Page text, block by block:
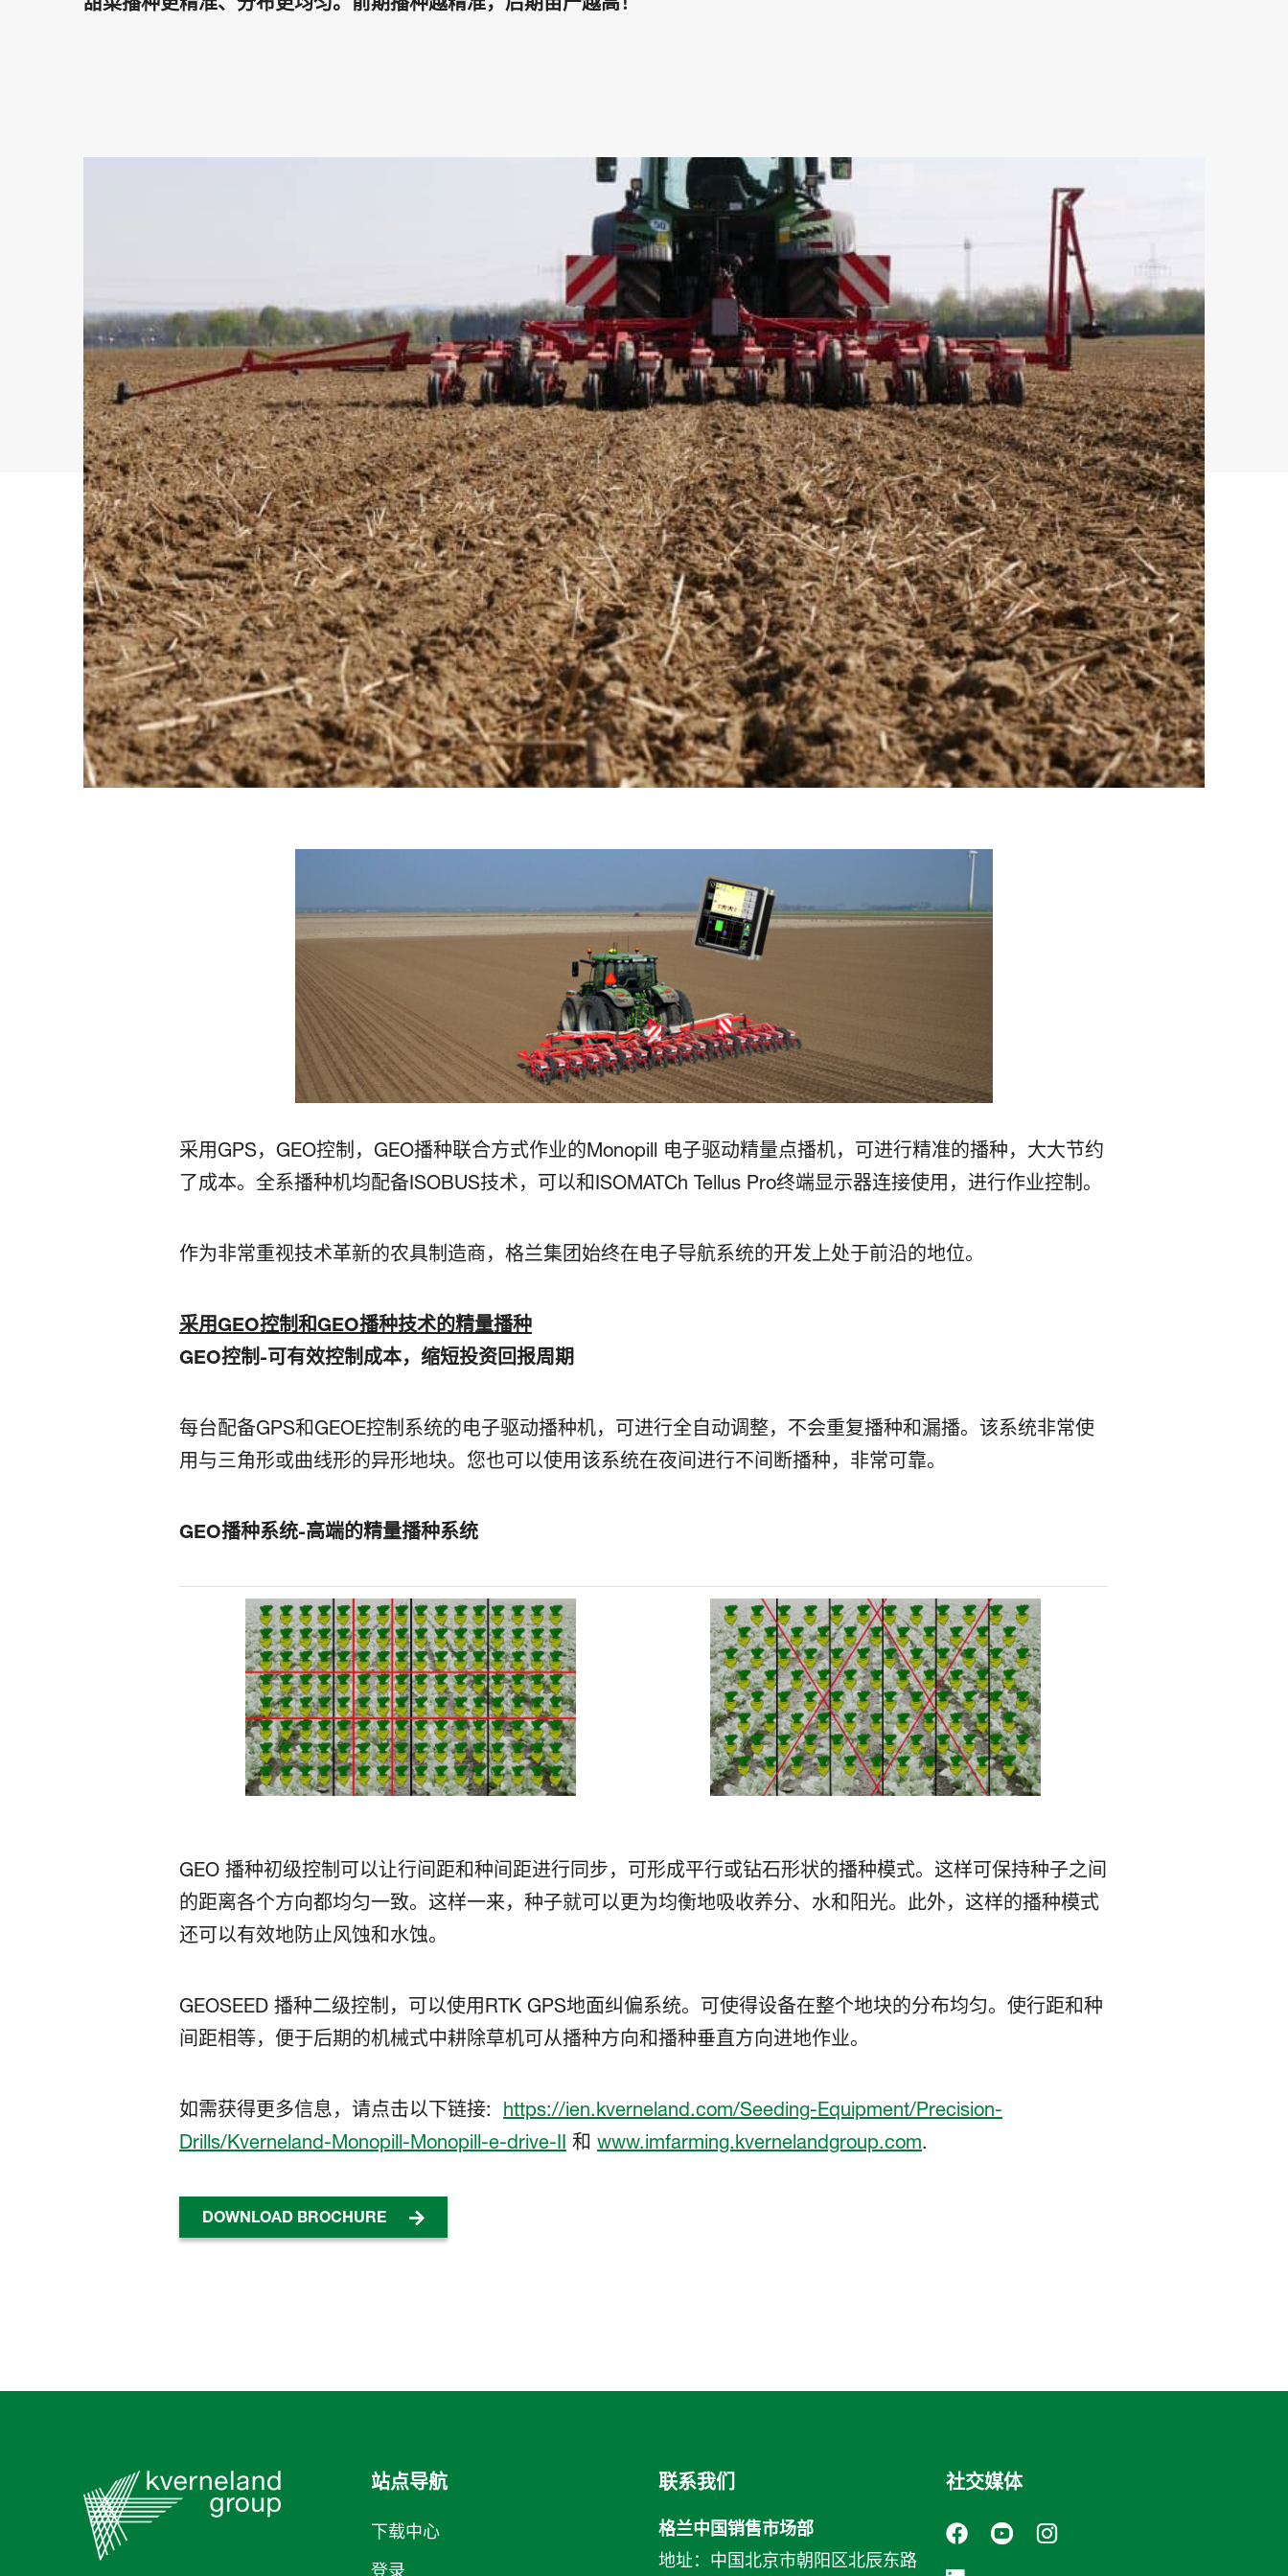
采用GPS，GEO控制，GEO播种联合方式作业的Monopill 电子驱动精量点播机，可进行精准的播种，大大节约
了成本。全系播种机均配备ISOBUS技术，可以和ISOMATCh Tellus Pro终端显示器连接使用，进行作业控制。
作为非常重视技术革新的农具制造商，格兰集团始终在电子导航系统的开发上处于前沿的地位。
采用GEO控制和GEO播种技术的精量播种
GEO控制-可有效控制成本，缩短投资回报周期
每台配备GPS和GEOE控制系统的电子驱动播种机，可进行全自动调整，不会重复播种和漏播。该系统非常使
用与三角形或曲线形的异形地块。您也可以使用该系统在夜间进行不间断播种，非常可靠。
GEO播种系统-高端的精量播种系统
GEO 播种初级控制可以让行间距和种间距进行同步，可形成平行或钻石形状的播种模式。这样可保持种子之间
的距离各个方向都均匀一致。这样一来，种子就可以更为均衡地吸收养分、水和阳光。此外，这样的播种模式
还可以有效地防止风蚀和水蚀。
GEOSEED 播种二级控制，可以使用RTK GPS地面纠偏系统。可使得设备在整个地块的分布均匀。使行距和种
间距相等，便于后期的机械式中耕除草机可从播种方向和播种垂直方向进地作业。
如需获得更多信息，请点击以下链接: https://ien.kverneland.com/Seeding-Equipment/Precision-
Drills/Kverneland-Monopill-Monopill-e-drive-II 和 www.imfarming.kvernelandgroup.com.
DOWNLOAD BROCHURE
站点导航
下载中心
登录
联系我们
格兰中国销售市场部
地址：中国北京市朝阳区北辰东路
社交媒体